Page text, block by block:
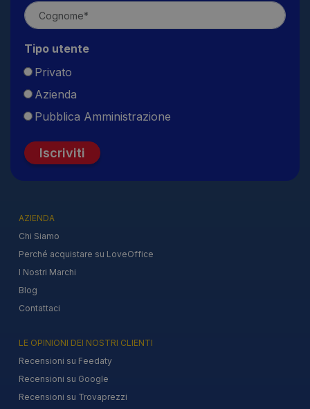
Tipo utente
Privato
Azienda
Pubblica Amministrazione
Iscriviti
AZIENDA
Chi Siamo
Perché acquistare su LoveOffice
I Nostri Marchi
Blog
Contattaci
LE OPINIONI DEI NOSTRI CLIENTI
Recensioni su Feedaty
Recensioni su Google
Recensioni su Trovaprezzi